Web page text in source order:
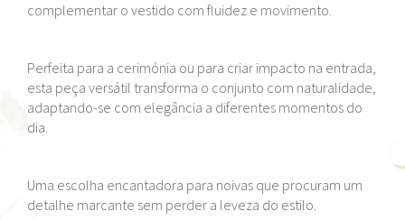
complementar o vestido com fluidez e movimento.
Perfeita para a cerimónia ou para criar impacto na entrada,
esta peça versátil transforma o conjunto com naturalidade,
adaptando-se com elegância a diferentes momentos do
dia.
Uma escolha encantadora para noivas que procuram um
detalhe marcante sem perder a leveza do estilo.